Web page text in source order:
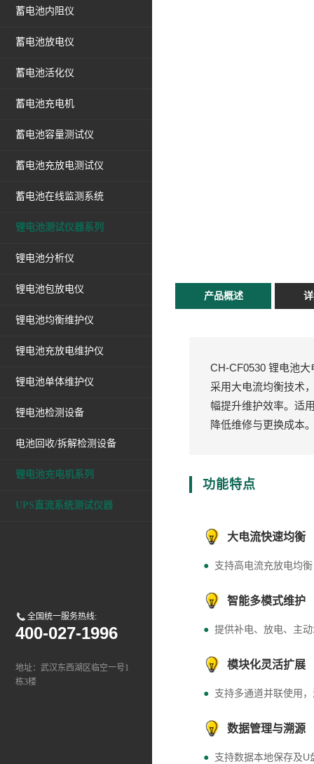
蓄电池内阻仪
蓄电池放电仪
蓄电池活化仪
蓄电池充电机
蓄电池容量测试仪
蓄电池充放电测试仪
蓄电池在线监测系统
锂电池测试仪器系列
锂电池分析仪
锂电池包放电仪
锂电池均衡维护仪
锂电池充放电维护仪
锂电池单体维护仪
锂电池检测设备
电池回收/拆解检测设备
锂电池充电机系列
UPS直流系统测试仪器
全国统一服务热线:
400-027-1996
地址：武汉东西湖区临空一号1
栋3楼
产品概述
CH-CF0530 锂电池
采用大电流均衡技术
幅提升维护效率。适
降低维修与更换成本
功能特点
大电流快速均衡
● 支持高电流充放电均
智能多模式维护
● 提供补电、放电、主
模块化灵活扩展
● 支持多通道并联使用
数据管理与溯源
● 支持数据本地保存及